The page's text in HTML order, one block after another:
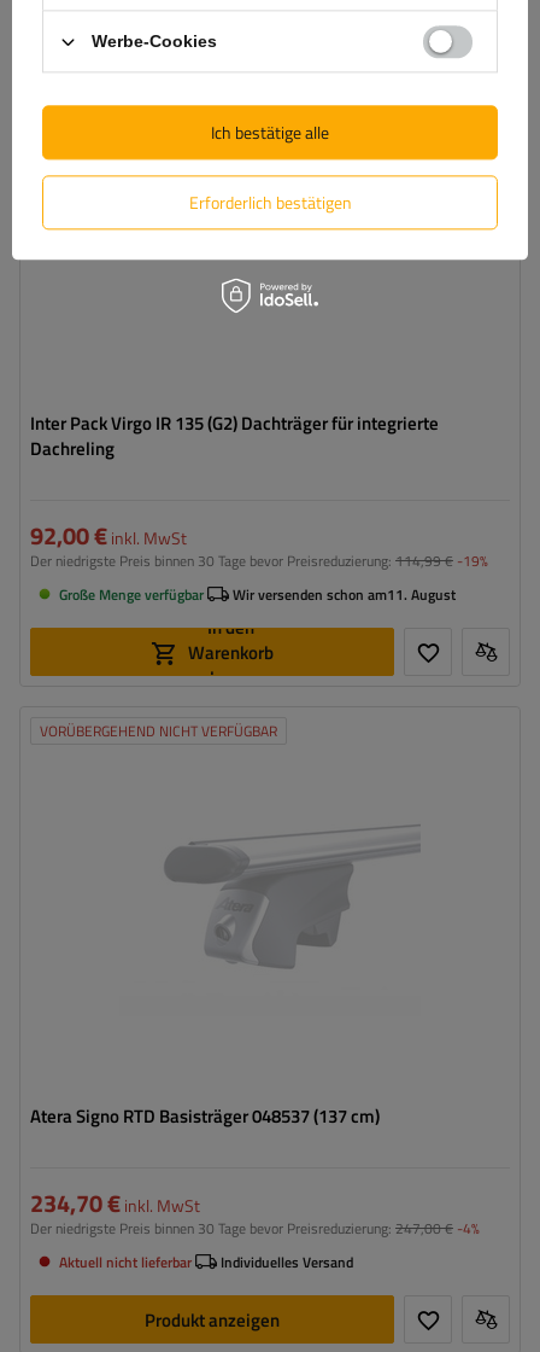
SONDERANGEBOT
Inter Pack Virgo IR 135 (G2) Dachträger für integrierte
Dachreling
92,00 €inkl. MwSt
Der niedrigste Preis binnen 30 Tage bevor Preisreduzierung: 114,99 € -19%
Große Menge verfügbar
Wir versenden schon am11. August
In den
Warenkorb
legen
VORÜBERGEHEND NICHT VERFÜGBAR
Atera Signo RTD Basisträger 048537 (137 cm)
234,70 €inkl. MwSt
Der niedrigste Preis binnen 30 Tage bevor Preisreduzierung: 247,00 € -4%
Aktuell nicht lieferbar
Individuelles Versand
Produkt anzeigen
Werbe-Cookies
Erforderlich bestätigen
Ich bestätige alle